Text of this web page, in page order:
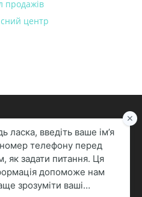
продажів
центр
– 2024 iLand.
та торгівельні марки є
власників. Apple, iPhone,
торгівельними марками
у U.S. та інших